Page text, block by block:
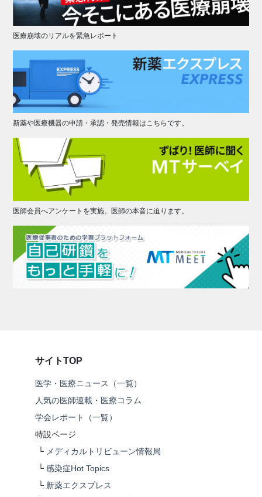
医療崩壊のリアルを緊急レポート
新薬や医療機器の申請・承認・発売情報はこちらです。
医師会員へアンケートを実施。医師の本音に迫ります。
サイトTOP
医学・医療ニュース（一覧）
人気の医師連載・医療コラム
学会レポート（一覧）
特設ページ
└ メディカルトリビューン情報局
└ 感染症Hot Topics
└ 新薬エクスプレス